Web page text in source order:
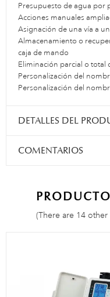
Presupuesto de agua por
Acciones manuales
Asignación de una vía a
Almacenamiento o
caja de mando
Eliminación parcial o
Personalización del
Personalización del
DETALLES DEL
COMENTARIOS
(There are 14